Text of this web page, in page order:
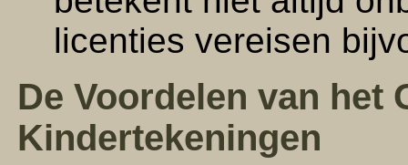
licenties vereisen
De Voordelen van het
Kindertekeningen